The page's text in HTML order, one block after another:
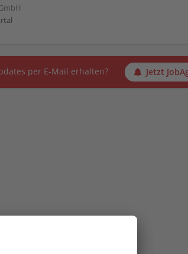
per E-Mail erhalten? Jetzt